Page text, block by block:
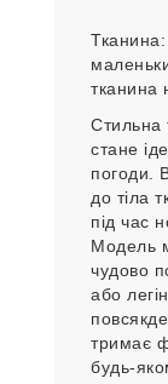
тканина
Стильна
стане
погоди.
до тіла
під час
Модель
чудово
або
тримає
будь-